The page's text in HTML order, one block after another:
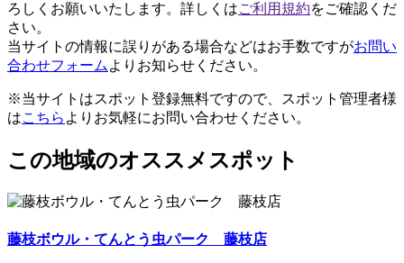
ろしくお願いいたします。詳しくはご利用規約をご確認くだ
さい。
当サイトの情報に誤りがある場合などはお手数ですがお問い
合わせフォーム よりお知らせください。
※当サイトはスポット登録無料ですので、スポット管理者様
はこちら よりお気軽にお問い合わせください。
この地域のオススメスポット
藤枝ボウル・てんとう虫パーク 藤枝店